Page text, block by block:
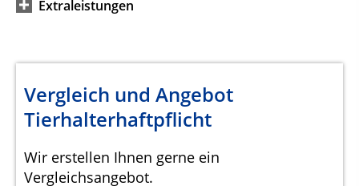
Extraleistungen
Vergleich und Angebot
Tierhalterhaftpflicht
Wir erstellen Ihnen gerne ein
Vergleichsangebot.